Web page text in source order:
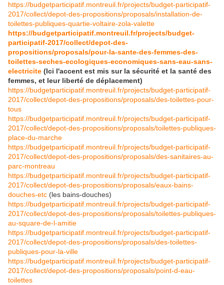
https://budgetparticipatif.montreuil.fr/projects/budget-participatif-
2017/collect/depot-des-propositions/proposals/installation-de-
toilettes-publiques-quartie-voltaire-zola-valette
https://budgetparticipatif.montreuil.fr/projects/budget-
participatif-2017/collect/depot-des-
propositions/proposals/pour-la-sante-des-femmes-des-
toilettes-seches-ecologiques-economiques-sans-eau-sans-
electricite (Ici l'accent est mis sur la sécurité et la santé des
femmes, et leur liberté de déplacement)
https://budgetparticipatif.montreuil.fr/projects/budget-participatif-
2017/collect/depot-des-propositions/proposals/des-toilettes-pour-
tous
https://budgetparticipatif.montreuil.fr/projects/budget-participatif-
2017/collect/depot-des-propositions/proposals/toilettes-publiques-
place-du-marche
https://budgetparticipatif.montreuil.fr/projects/budget-participatif-
2017/collect/depot-des-propositions/proposals/des-sanitaires-au-
parc-montreau
https://budgetparticipatif.montreuil.fr/projects/budget-participatif-
2017/collect/depot-des-propositions/proposals/eaux-bains-
douches-etc (les bains-douches)
https://budgetparticipatif.montreuil.fr/projects/budget-participatif-
2017/collect/depot-des-propositions/proposals/toilettes-publiques-
au-square-de-l-amitie
https://budgetparticipatif.montreuil.fr/projects/budget-participatif-
2017/collect/depot-des-propositions/proposals/des-toilettes-
publiques-pour-la-ville
https://budgetparticipatif.montreuil.fr/projects/budget-participatif-
2017/collect/depot-des-propositions/proposals/point-d-eau-
toilettes